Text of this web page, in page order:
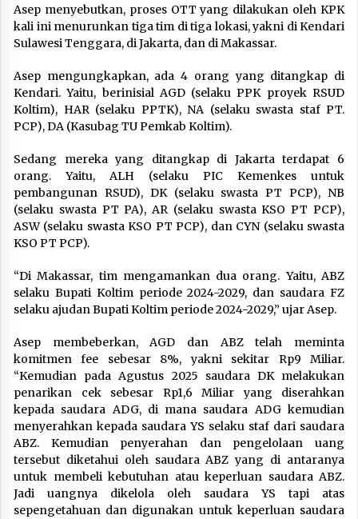
Asep menyebutkan, proses OTT yang dilakukan oleh KPK
kali ini menurunkan tiga tim di tiga lokasi, yakni di Kendari
Sulawesi Tenggara, di Jakarta, dan di Makassar.
Asep mengungkapkan, ada 4 orang yang ditangkap di
Kendari. Yaitu, berinisial AGD (selaku PPK proyek RSUD
Koltim), HAR (selaku PPTK), NA (selaku swasta staf PT.
PCP), DA (Kasubag TU Pemkab Koltim).
Sedang mereka yang ditangkap di Jakarta terdapat 6
orang. Yaitu, ALH (selaku PIC Kemenkes untuk
pembangunan RSUD), DK (selaku swasta PT PCP), NB
(selaku swasta PT PA), AR (selaku swasta KSO PT PCP),
ASW (selaku swasta KSO PT PCP), dan CYN (selaku swasta
KSO PT PCP).
“Di Makassar, tim mengamankan dua orang. Yaitu, ABZ
selaku Bupati Koltim periode 2024-2029, dan saudara FZ
selaku ajudan Bupati Koltim periode 2024-2029,” ujar Asep.
Asep membeberkan, AGD dan ABZ telah meminta
komitmen fee sebesar 8%, yakni sekitar Rp9 Miliar.
“Kemudian pada Agustus 2025 saudara DK melakukan
penarikan cek sebesar Rp1,6 Miliar yang diserahkan
kepada saudara ADG, di mana saudara ADG kemudian
menyerahkan kepada saudara YS selaku staf dari saudara
ABZ. Kemudian penyerahan dan pengelolaan uang
tersebut diketahui oleh saudara ABZ yang di antaranya
untuk membeli kebutuhan atau keperluan saudara ABZ.
Jadi uangnya dikelola oleh saudara YS tapi atas
sepengetahuan dan digunakan untuk keperluan saudara